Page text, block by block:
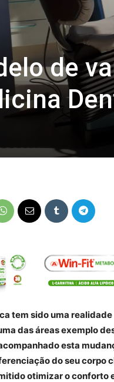
de
tem sido uma
das áreas exemplo
esta
do seu corpo
otimizar o